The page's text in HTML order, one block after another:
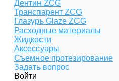
Дентин ZCG
Транспарент ZCG
Глазурь Glaze ZCG
Расходные материалы
Жидкости
Аксессуары
Съемное протезирование
Задать вопрос
Войти